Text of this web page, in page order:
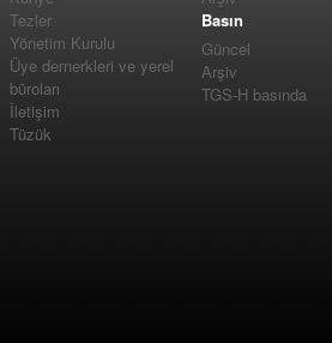
Tezler
Yönetim Kurulu
Üye dernerkleri ve yerel
büroları
İletişim
Tüzük
Basın
Güncel
Arşiv
TGS-H basında